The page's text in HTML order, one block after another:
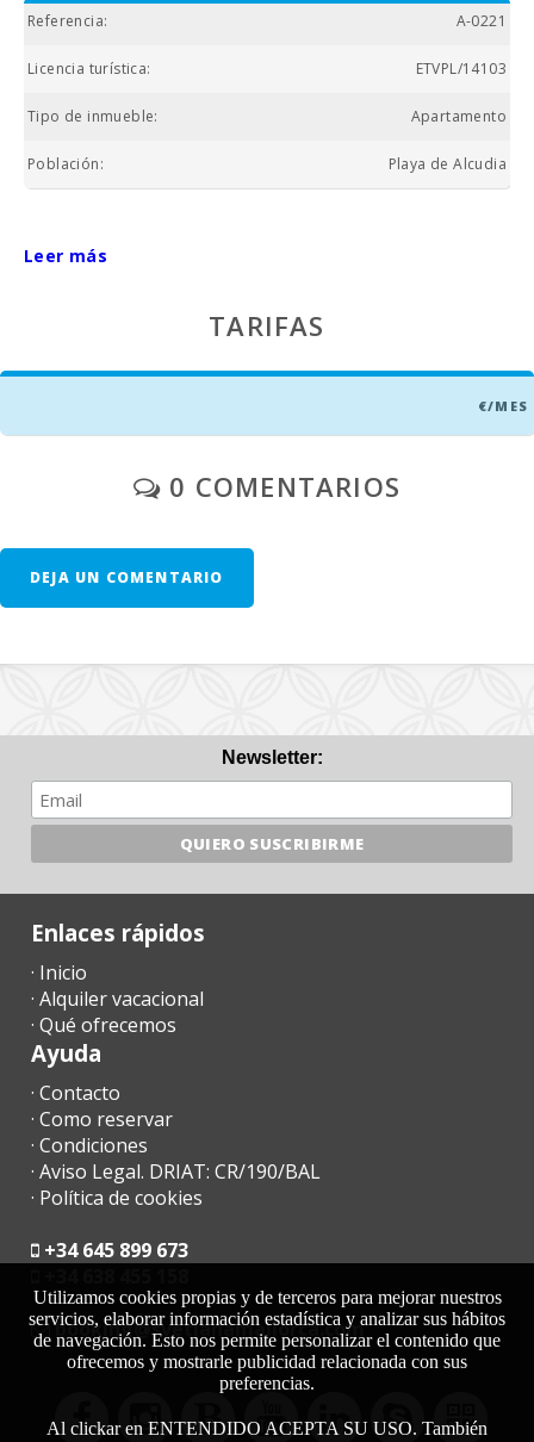
Referencia: A-0221
Licencia turística: ETVPL/14103
Tipo de inmueble: Apartamento
Población: Playa de Alcudia
Leer más
TARIFAS
€/MES
0 COMENTARIOS
DEJA UN COMENTARIO
Newsletter:
Enlaces rápidos
· Inicio
· Alquiler vacacional
· Qué ofrecemos
Ayuda
· Contacto
· Como reservar
· Condiciones
· Aviso Legal. DRIAT: CR/190/BAL
· Política de cookies
+34 645 899 673
moc.acrollamanaltevs@gnikoob
Utilizamos cookies propias y de terceros para mejorar nuestros
servicios, elaborar información estadística y analizar sus hábitos
de navegación. Esto nos permite personalizar el contenido que
ofrecemos y mostrarle publicidad relacionada con sus
preferencias.
Al clickar en ENTENDIDO ACEPTA SU USO. También